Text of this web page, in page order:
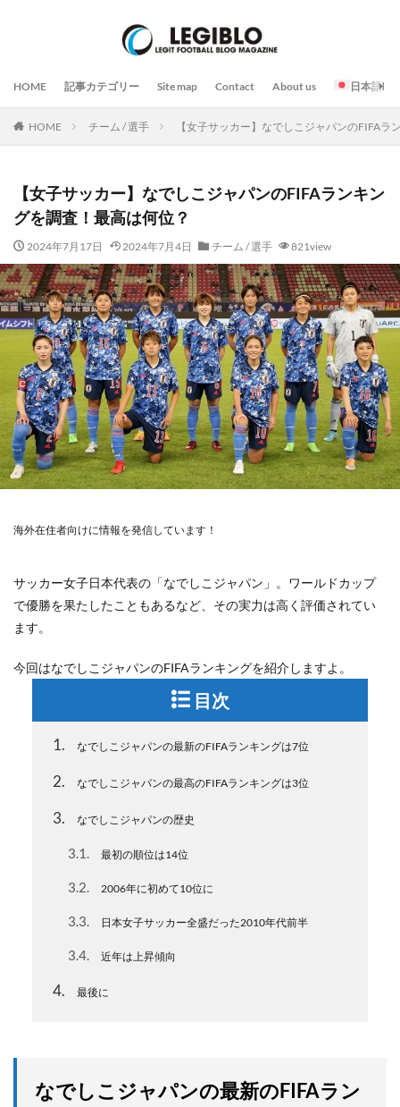
HOME 記事カテゴリー Site map Contact About us 日本語
HOME チーム / 選手 【女子サッカー】なでしこジャパンのFIFAラ
【女子サッカー】なでしこジャパンのFIFAランキン
グを調査！最高は何位？
2024年7月17日 2024年7月4日 チーム / 選手 821view
海外在住者向けに情報を発信しています！
サッカー女子日本代表の「なでしこジャパン」。ワールドカップ
で優勝を果たしたこともあるなど、その実力は高く評価されてい
ます。
今回はなでしこジャパンのFIFAランキングを紹介しますよ。
目次
1 なでしこジャパンの最新のFIFAランキングは7位
2 なでしこジャパンの最高のFIFAランキングは3位
3 なでしこジャパンの歴史
3.1 最初の順位は14位
3.2 2006年に初めて10位に
3.3 日本女子サッカー全盛だった2010年代前半
3.4 近年は上昇傾向
4 最後に
なでしこジャパンの最新のFIFAラン